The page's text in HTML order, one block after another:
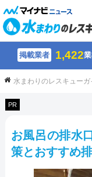
掲載業者 1,422
水まわりのレスキューガ
PR
お風呂の排水
策とおすすめ